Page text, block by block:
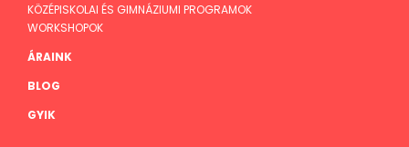
KÖZÉPISKOLAI ÉS GIMNÁZIUMI PROGRAMOK
WORKSHOPOK
ÁRAINK
BLOG
GYIK